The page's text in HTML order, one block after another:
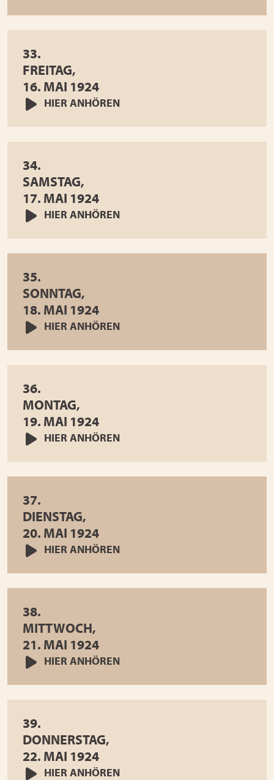
33.
FREITAG,
16. MAI 1924
HIER ANHÖREN
34.
SAMSTAG,
17. MAI 1924
HIER ANHÖREN
35.
SONNTAG,
18. MAI 1924
HIER ANHÖREN
36.
MONTAG,
19. MAI 1924
HIER ANHÖREN
37.
DIENSTAG,
20. MAI 1924
HIER ANHÖREN
38.
MITTWOCH,
21. MAI 1924
HIER ANHÖREN
39.
DONNERSTAG,
22. MAI 1924
HIER ANHÖREN